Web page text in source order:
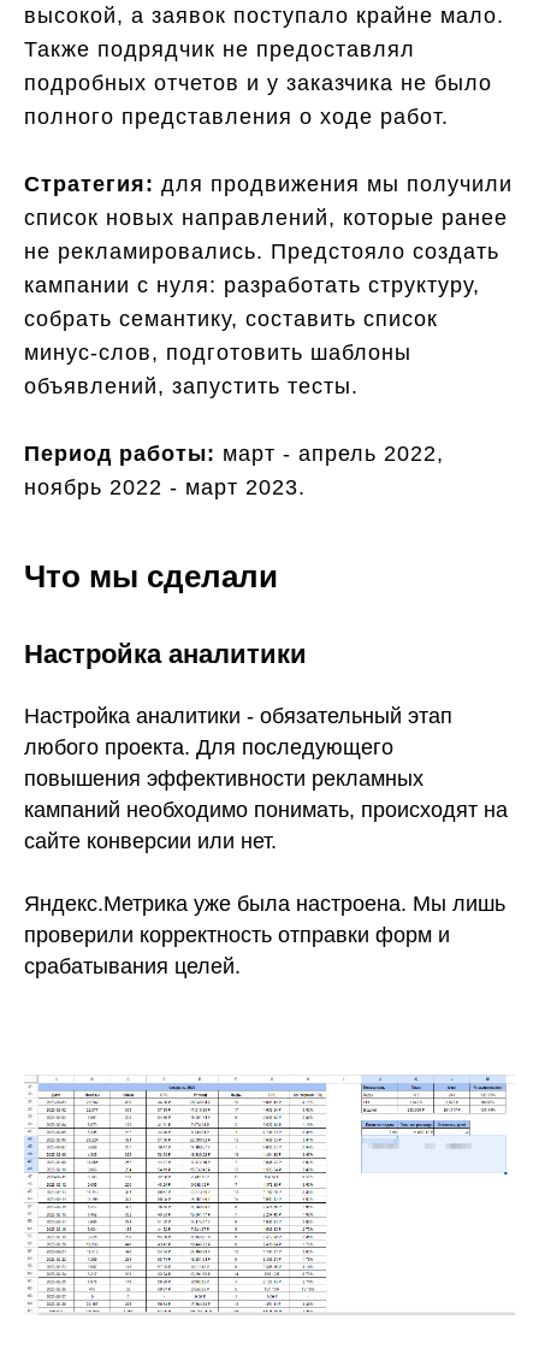
высокой, а заявок поступало крайне мало.
Также подрядчик не предоставлял
подробных отчетов и у заказчика не было
полного представления о ходе работ.
Стратегия: для продвижения мы получили
список новых направлений, которые ранее
не рекламировались. Предстояло создать
кампании с нуля: разработать структуру,
собрать семантику, составить список
минус-слов, подготовить шаблоны
объявлений, запустить тесты.
Период работы: март - апрель 2022,
ноябрь 2022 - март 2023.
Что мы сделали
Настройка аналитики
Настройка аналитики - обязательный этап
любого проекта. Для последующего
повышения эффективности рекламных
кампаний необходимо понимать, происходят на
сайте конверсии или нет.
Яндекс.Метрика уже была настроена. Мы лишь
проверили корректность отправки форм и
срабатывания целей.